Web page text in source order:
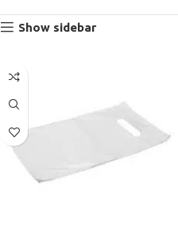
Show sidebar